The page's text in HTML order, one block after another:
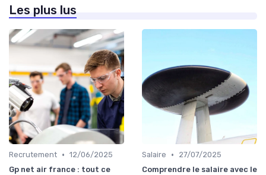
Les plus lus
Recrutement • 12/06/2025
Gp net air france : tout ce
Salaire •
27/07/2025
Comprendre le salaire avec le